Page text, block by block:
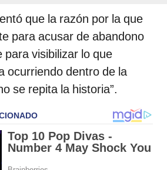
que la razón por la que
para acusar de abandono
para visibilizar lo que
ocurriendo dentro de la
se repita la historia”.